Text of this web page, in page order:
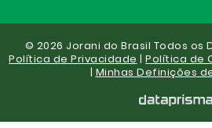
© 2026 Jorani do Brasil Todos os
Política de Privacidade |Política de
| Minhas Definições